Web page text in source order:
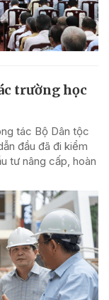
trường học
tác Bộ Dân tộc
đầu đã đi kiểm
tư nâng cấp, hoàn